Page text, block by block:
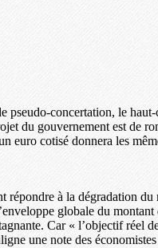
pseudo-concertation, le
du gouvernement est de
cotisé donnera les
à la dégradation
globale du
Car « l’objectif réel
une note des